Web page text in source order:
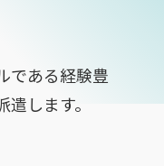
である経験豊
します。